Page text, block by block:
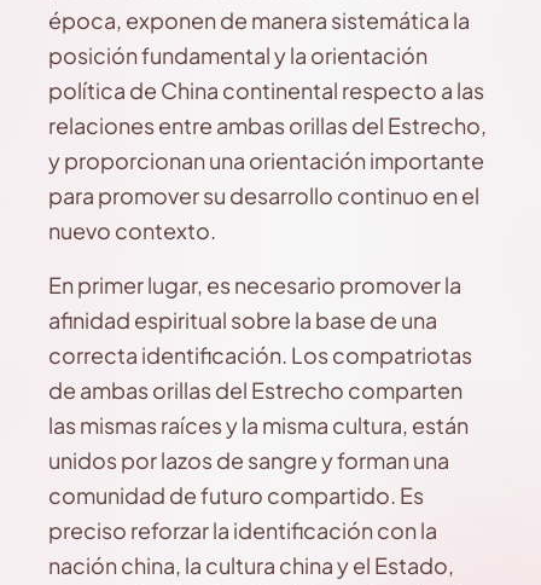
época, exponen de manera sistemática la
posición fundamental y la orientación
política de China continental respecto a las
relaciones entre ambas orillas del Estrecho,
y proporcionan una orientación importante
para promover su desarrollo continuo en el
nuevo contexto.
En primer lugar, es necesario promover la
afinidad espiritual sobre la base de una
correcta identificación. Los compatriotas
de ambas orillas del Estrecho comparten
las mismas raíces y la misma cultura, están
unidos por lazos de sangre y forman una
comunidad de futuro compartido. Es
preciso reforzar la identificación con la
nación china, la cultura china y el Estado,